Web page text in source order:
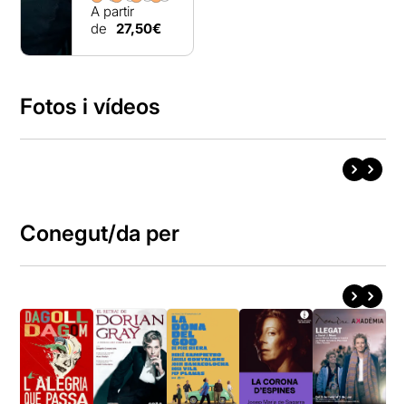
A partir
de 27,50€
Fotos i vídeos
Conegut/da per